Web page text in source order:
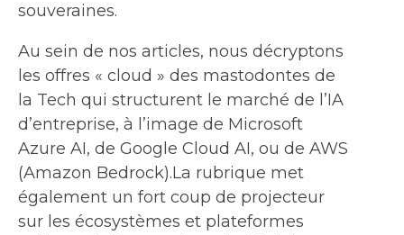
souveraines.
Au sein de nos articles, nous décryptons
les offres « cloud » des mastodontes de
la Tech qui structurent le marché de l’IA
d’entreprise, à l’image de Microsoft
Azure AI, de Google Cloud AI, ou de AWS
(Amazon Bedrock).La rubrique met
également un fort coup de projecteur
sur les écosystèmes et plateformes